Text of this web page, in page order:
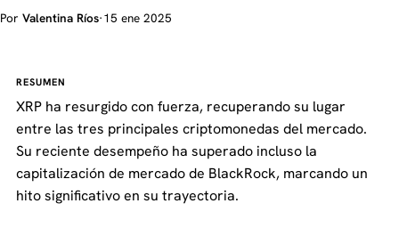
Por Valentina Ríos·15 ene 2025
RESUMEN
XRP ha resurgido con fuerza, recuperando su lugar
entre las tres principales criptomonedas del mercado.
Su reciente desempeño ha superado incluso la
capitalización de mercado de BlackRock, marcando un
hito significativo en su trayectoria.